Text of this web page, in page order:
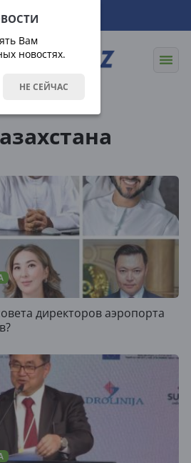
Вам
новостях.
НЕ СЕЙЧАС
директоров аэропорта